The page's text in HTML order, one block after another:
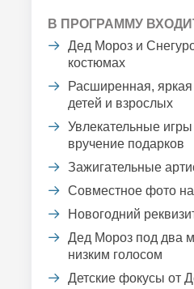
В ПРОГРАММУ
Дед Мороз и
костюмах
Расширенная,
детей и взрослых
Увлекательные
вручение подарков
Зажигательные
Совместное фото
Новогодний
Дед Мороз под два
низким голосом
Детские фокусы от